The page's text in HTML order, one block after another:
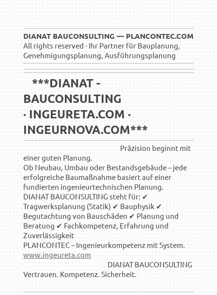
DIANAT BAUCONSULTING — PLANCONTEC.COM
All rights reserved · Ihr Partner für Bauplanung,
Genehmigungsplanung, Ausführungsplanung
***DIANAT -
BAUCONSULTING
· INGEURETA.COM ·
INGEURNOVA.COM***
Präzision beginnt mit
einer guten Planung.
Ob Neubau, Umbau oder Bestandsgebäude – jede
erfolgreiche Baumaßnahme basiert auf einer
fundierten ingenieurtechnischen Planung.
DIANAT BAUCONSULTING steht für: ✔
Tragwerksplanung (Statik) ✔ Bauphysik ✔
Begutachtung von Bauschäden ✔ Planung und
Beratung ✔ Fachkompetenz, Erfahrung und
Zuverlässigkeit
PLANCONTEC – Ingenieurkompetenz mit System.
www.ingeureta.com
DIANAT BAUCONSULTING
Vertrauen. Kompetenz. Sicherheit.